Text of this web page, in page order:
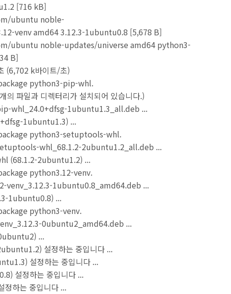
[716 kB]
ubuntu noble-
venv amd64 3.12.3-1ubuntu0.8 [5,678 B]
ubuntu noble-updates/universe amd64 python3-
B]
(6,702 k바이트/초)
python3-pip-whl.
의 파일과 디렉터리가 설치되어 있습니다.)
whl_24.0+dfsg-1ubuntu1.3_all.deb ...
1ubuntu1.3) ...
python3-setuptools-whl.
whl_68.1.2-2ubuntu1.2_all.deb ...
(68.1.2-2ubuntu1.2) ...
python3.12-venv.
venv_3.12.3-1ubuntu0.8_amd64.deb ...
1ubuntu0.8) ...
python3-venv.
0ubuntu2_amd64.deb ...
...
설정하는 중입니다 ...
설정하는 중입니다 ...
설정하는 중입니다 ...
하는 중입니다 ...